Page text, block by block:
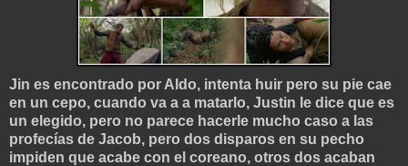
Jin es encontrado por Aldo, intenta huir pero su pie cae
en un cepo, cuando va a a matarlo, Justin le dice que es
un elegido, pero no parece hacerle mucho caso a las
profecías de Jacob, pero dos disparos en su pecho
impiden que acabe con el coreano, otros dos acaban